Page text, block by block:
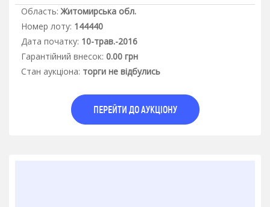
Область: Житомирська обл.
Номер лоту: 144440
Дата початку: 10-трав.-2016
Гарантiйний внесок: 0.00 грн
Стан аукцiона: торги не відбулись
ПЕРЕЙТИ ДО АУКЦІОНУ